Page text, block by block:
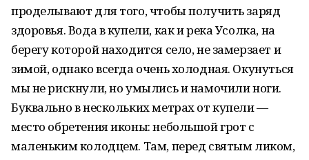
проделывают для того, чтобы получить заряд
здоровья. Вода в купели, как и река Усолка, на
берегу которой находится село, не замерзает и
зимой, однако всегда очень холодная. Окунуться
мы не рискнули, но умылись и намочили ноги.
Буквально в нескольких метрах от купели —
место обретения иконы: небольшой грот с
маленьким колодцем. Там, перед святым ликом,